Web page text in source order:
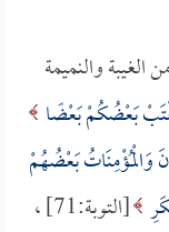
والنميمة
بَعْضُكُمْ بَعْضًا
وَالْمُؤْمِنَاتُ بَعْضُهُمْ
[التوبة:71] ،